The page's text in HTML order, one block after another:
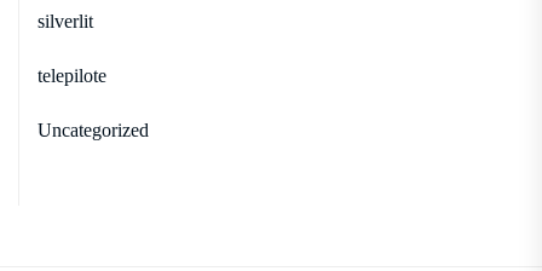
silverlit
telepilote
Uncategorized